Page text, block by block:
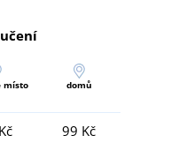
místo domů
99 Kč